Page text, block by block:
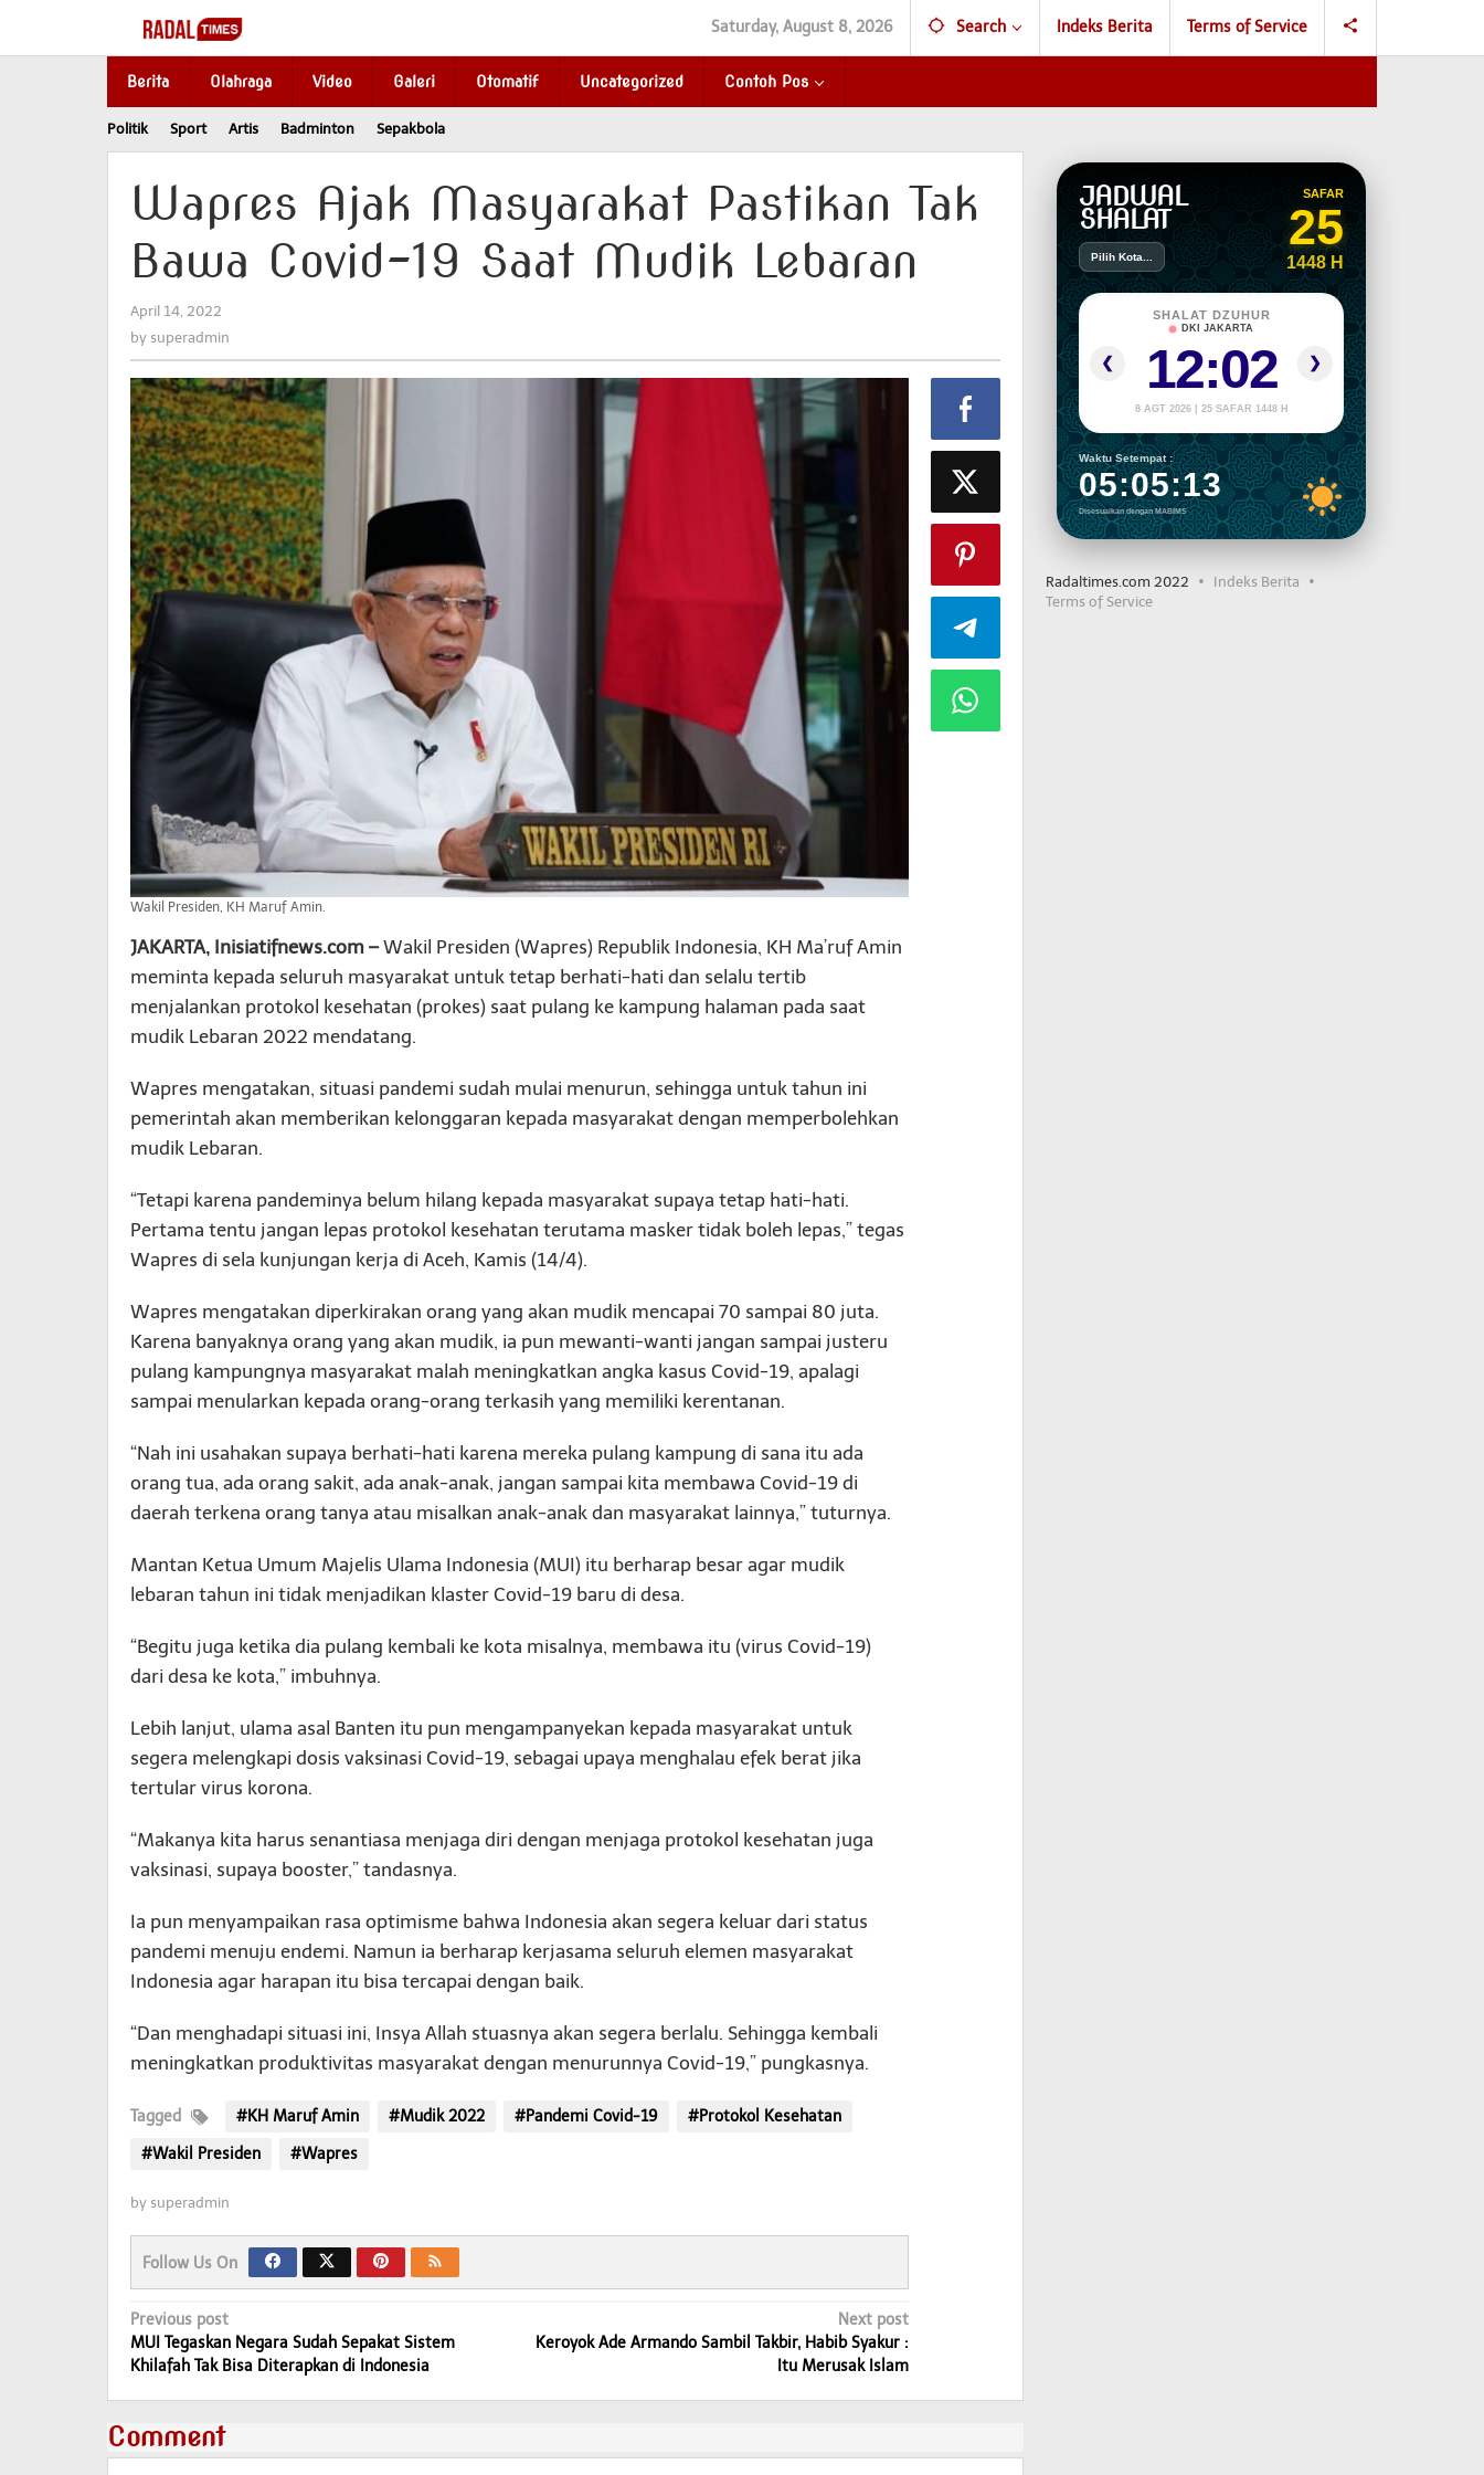
content
Saturday, August 8, 2026 Search Indeks Berita Terms of Service
Berita Olahraga Video Galeri Otomatif Uncategorized Contoh Pos
Politik Sport Artis Badminton Sepakbola
Wapres Ajak Masyarakat Pastikan Tak
Bawa Covid-19 Saat Mudik Lebaran
April 14, 2022
by superadmin
Wakil Presiden, KH Maruf Amin.
JAKARTA, Inisiatifnews.com –Wakil Presiden (Wapres) Republik Indonesia, KH Ma’ruf Amin
meminta kepada seluruh masyarakat untuk tetap berhati-hati dan selalu tertib
menjalankan protokol kesehatan (prokes) saat pulang ke kampung halaman pada saat
mudik Lebaran 2022 mendatang.
Wapres mengatakan, situasi pandemi sudah mulai menurun, sehingga untuk tahun ini
pemerintah akan memberikan kelonggaran kepada masyarakat dengan memperbolehkan
mudik Lebaran.
“Tetapi karena pandeminya belum hilang kepada masyarakat supaya tetap hati-hati.
Pertama tentu jangan lepas protokol kesehatan terutama masker tidak boleh lepas,” tegas
Wapres di sela kunjungan kerja di Aceh, Kamis (14/4).
Wapres mengatakan diperkirakan orang yang akan mudik mencapai 70 sampai 80 juta.
Karena banyaknya orang yang akan mudik, ia pun mewanti-wanti jangan sampai justeru
pulang kampungnya masyarakat malah meningkatkan angka kasus Covid-19, apalagi
sampai menularkan kepada orang-orang terkasih yang memiliki kerentanan.
“Nah ini usahakan supaya berhati-hati karena mereka pulang kampung di sana itu ada
orang tua, ada orang sakit, ada anak-anak, jangan sampai kita membawa Covid-19 di
daerah terkena orang tanya atau misalkan anak-anak dan masyarakat lainnya,” tuturnya.
Mantan Ketua Umum Majelis Ulama Indonesia (MUI) itu berharap besar agar mudik
lebaran tahun ini tidak menjadikan klaster Covid-19 baru di desa.
“Begitu juga ketika dia pulang kembali ke kota misalnya, membawa itu (virus Covid-19)
dari desa ke kota,” imbuhnya.
Lebih lanjut, ulama asal Banten itu pun mengampanyekan kepada masyarakat untuk
segera melengkapi dosis vaksinasi Covid-19, sebagai upaya menghalau efek berat jika
tertular virus korona.
“Makanya kita harus senantiasa menjaga diri dengan menjaga protokol kesehatan juga
vaksinasi, supaya booster,” tandasnya.
Ia pun menyampaikan rasa optimisme bahwa Indonesia akan segera keluar dari status
pandemi menuju endemi. Namun ia berharap kerjasama seluruh elemen masyarakat
Indonesia agar harapan itu bisa tercapai dengan baik.
“Dan menghadapi situasi ini, Insya Allah stuasnya akan segera berlalu. Sehingga kembali
meningkatkan produktivitas masyarakat dengan menurunnya Covid-19,” pungkasnya.
Tagged #KH Maruf Amin #Mudik 2022 #Pandemi Covid-19
#Protokol Kesehatan
#Wakil Presiden
#Wapres
by superadmin
Follow Us On
Post
navigation
Previous post
MUI Tegaskan Negara Sudah Sepakat Sistem
Khilafah Tak Bisa Diterapkan di Indonesia
Next post
Keroyok Ade Armando Sambil Takbir, Habib Syakur :
Itu Merusak Islam
Comment
JADWAL
SHALAT
Pilih Kota...
SAFAR
25
1448 H
❮
SHALAT DZUHUR
DKI JAKARTA
12:02
8 AGT 2026 | 25 SAFAR 1448 H
❯
Waktu Setempat :
05:05:14
Disesuaikan dengan MABIMS
Radaltimes.com 2022
Indeks Berita
Terms of Service